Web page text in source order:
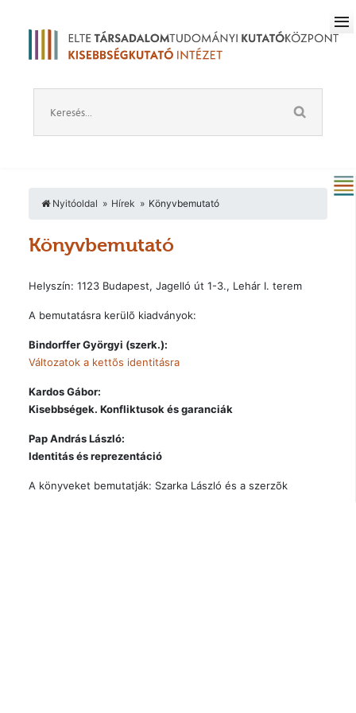
Nyitóoldal Hírek Könyvbemutató
Könyvbemutató
Helyszín: 1123 Budapest, Jagelló út 1-3., Lehár I. terem
A bemutatásra kerülõ kiadványok:
Bindorffer Györgyi (szerk.):
Változatok a kettõs identitásra
Kardos Gábor:
Kisebbségek. Konfliktusok és garanciák
Pap András László:
Identitás és reprezentáció
A könyveket bemutatják: Szarka László és a szerzõk